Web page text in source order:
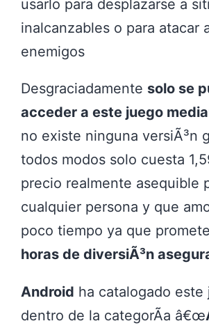
usarlo para desplazarse a
inalcanzables o para atacar
enemigos
Desgraciadamente solo se
acceder a este juego
no existe ninguna versiÃ³n
todos modos solo cuesta
precio realmente asequible
cualquier persona y que
poco tiempo ya que promete
horas de diversiÃ³n
Android ha catalogado este
dentro de la categorÃ­a â€œ